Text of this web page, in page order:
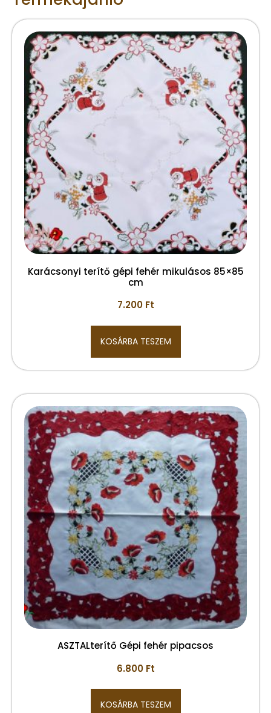
Karácsonyi terítő gépi fehér mikulásos 85×85
cm
7.200 Ft
KOSÁRBA TESZEM
ASZTALterítő Gépi fehér pipacsos
6.800 Ft
KOSÁRBA TESZEM